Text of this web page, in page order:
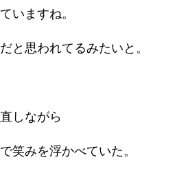
いますね。
と思われてるみたいと。
しながら
笑みを浮かべていた。